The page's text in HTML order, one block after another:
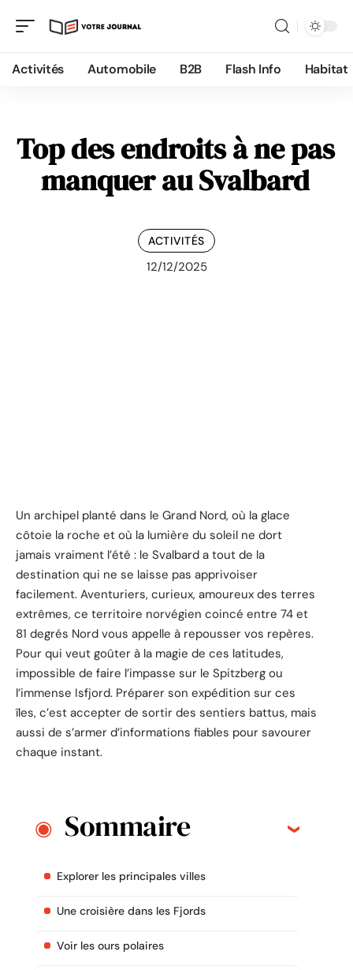
Activités Automobile B2B Flash Info Habitat
Top des endroits à ne pas
manquer au Svalbard
ACTIVITÉS
12/12/2025
Un archipel planté dans le Grand Nord, où la glace
côtoie la roche et où la lumière du soleil ne dort
jamais vraiment l’été : le Svalbard a tout de la
destination qui ne se laisse pas apprivoiser
facilement. Aventuriers, curieux, amoureux des terres
extrêmes, ce territoire norvégien coincé entre 74 et
81 degrés Nord vous appelle à repousser vos repères.
Pour qui veut goûter à la magie de ces latitudes,
impossible de faire l’impasse sur le Spitzberg ou
l’immense Isfjord. Préparer son expédition sur ces
îles, c’est accepter de sortir des sentiers battus, mais
aussi de s’armer d’informations fiables pour savourer
chaque instant.
Sommaire
Explorer les principales villes
Une croisière dans les Fjords
Voir les ours polaires